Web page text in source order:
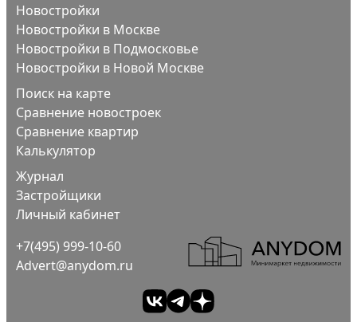
Новостройки
Новостройки в Москве
Новостройки в Подмосковье
Новостройки в Новой Москве
Поиск на карте
Сравнение новостроек
Сравнение квартир
Калькулятор
Журнал
Застройщики
Личный кабинет
+7(495) 999-10-60
Advert@anydom.ru